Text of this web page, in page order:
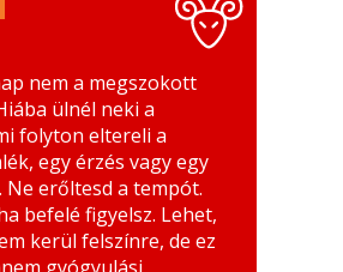
MÉRLEG
SKORPIÓ
NYILAS
BAK
nem a megszokott
ülnél neki a
folyton eltereli a
egy érzés vagy egy
erőltesd a tempót.
befelé figyelsz. Lehet,
kerül felszínre, de ez